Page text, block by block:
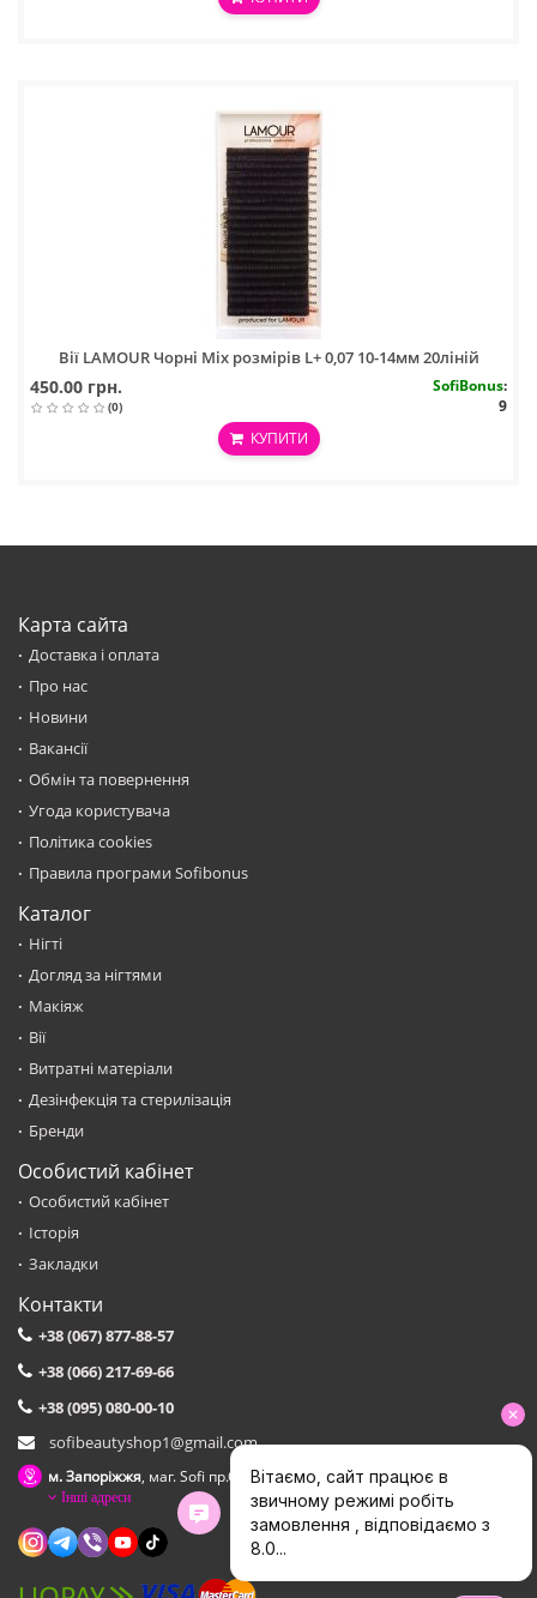
Вії LAMOUR Чорні Mix розмірів L+ 0,07 10-14мм 20ліній
450.00 грн.
(0)
SofiBonus:
9
КУПИТИ
Карта сайта
Доставка і оплата
Про нас
Новини
Вакансії
Обмін та повернення
Угода користувача
Політика cookies
Правила програми Sofibonus
Каталог
Нігті
Догляд за нігтями
Макіяж
Вії
Витратні матеріали
Дезінфекція та стерилізація
Бренди
Особистий кабінет
Особистий кабінет
Історія
Закладки
Контакти
+38 (067) 877-88-57
+38 (066) 217-69-66
+38 (095) 080-00-10
sofibeautyshop1@gmail.com
м. Запоріжжя, маг. Sofi пр.Соборний,153 зуп. Сталеварiв
Інші адреси